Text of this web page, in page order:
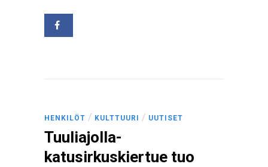
HENKILÖT / KULTTUURI / UUTISET
Tuuliajolla-
katusirkuskiertue tuo